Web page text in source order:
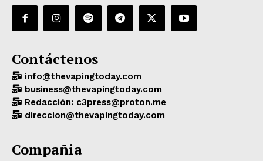
Contáctenos
info@thevapingtoday.com
business@thevapingtoday.com
Redacción: c3press@proton.me
direccion@thevapingtoday.com
Compañia